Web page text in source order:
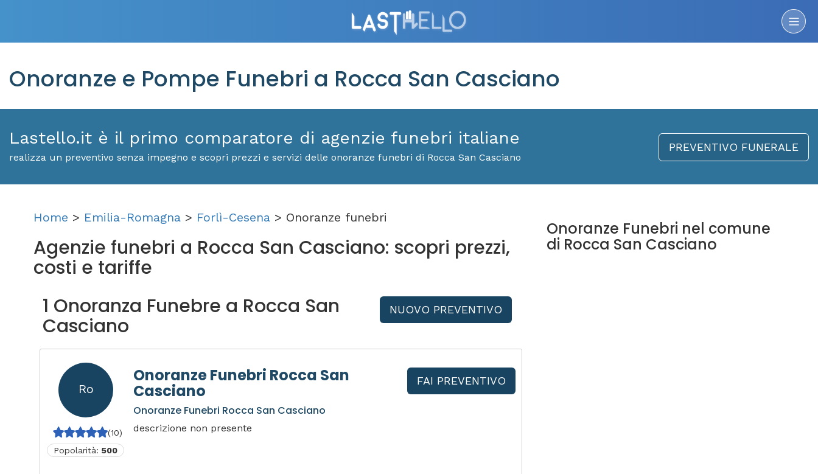
Onoranze e Pompe Funebri a Rocca San Casciano
Lastello.it è il primo comparatore di agenzie funebri italiane
realizza un preventivo senza impegno e scopri prezzi e servizi delle onoranze funebri di Rocca San Casciano
PREVENTIVO FUNERALE
Home > Emilia-Romagna > Forlì-Cesena > Onoranze funebri
Agenzie funebri a Rocca San Casciano: scopri prezzi,
costi e tariffe
1 Onoranza Funebre a Rocca San
Casciano
NUOVO PREVENTIVO
Ro
(10)
Popolarità: 500
Onoranze Funebri Rocca San
Casciano
Onoranze Funebri Rocca San Casciano
descrizione non presente
FAI PREVENTIVO
Onoranze Funebri nel comune
di Rocca San Casciano